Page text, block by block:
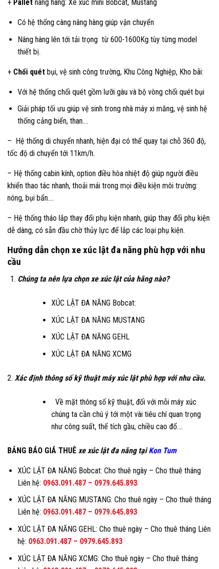
+ Pallet nâng hàng: Xe xúc mini Bobcat, Mustang
Có hệ thống càng nâng hàng giúp vận chuyển
Nâng hàng lên tới tải trọng từ 600-1600Kg tùy từng model
thiết bị.
+ Chổi quét bụi, vệ sinh công trường, Khu Công Nghiệp, Kho bãi:
Với hệ thống chổi quét gồm lưỡi gàu và bộ vòng chổi quét bụi
Giải pháp tối ưu giúp vệ sinh trong nhà máy xi măng, vệ sinh hệ
thống cảng biển, than….
– Hệ thống di chuyển nhanh, hiện đại có thể quay tại chỗ 360 độ,
tốc độ di chuyển tới 11km/h.
– Hệ thống cabin kính, option điều hòa nhiệt độ giúp người điều
khiển thao tác nhanh, thoải mái trong mọi điều kiện môi trường:
nóng, bụi bẩn….
– Hệ thống tháo lắp thay đổi phụ kiện nhanh, giúp thay đổi phụ kiện
dễ dàng, có sẵn đầu chờ thủy lực để lắp các loại phụ kiện.
Hướng dẫn chọn xe xúc lật đa năng phù hợp với nhu
cầu
Chúng ta nên lựa chọn xe xúc lật của hãng nào?
XÚC LẬT ĐA NĂNG Bobcat:
XÚC LẬT ĐA NĂNG MUSTANG
XÚC LẬT ĐA NĂNG GEHL
XÚC LẬT ĐA NĂNG XCMG
2. Xác định thông số kỹ thuật máy xúc lật phù hợp với nhu cầu.
Về mặt thông số kỹ thuật, đối với mỗi máy xúc
chúng ta cần chú ý tới một vài tiêu chí quan trọng
như công suất, thể tích gầu, chiều cao đổ….
BẢNG BÁO GIÁ THUÊ xe xúc lật đa năng tạiKon Tum
XÚC LẬT ĐA NĂNG Bobcat: Cho thuê ngày – Cho thuê tháng
Liên hệ: 0963.091.487– 0979.645.893
XÚC LẬT ĐA NĂNG MUSTANG: Cho thuê ngày – Cho thuê tháng
Liên hệ: 0963.091.487– 0979.645.893
XÚC LẬT ĐA NĂNG GEHL: Cho thuê ngày – Cho thuê tháng Liên
hệ: 0963.091.487– 0979.645.893
XÚC LẬT ĐA NĂNG XCMG: Cho thuê ngày – Cho thuê tháng